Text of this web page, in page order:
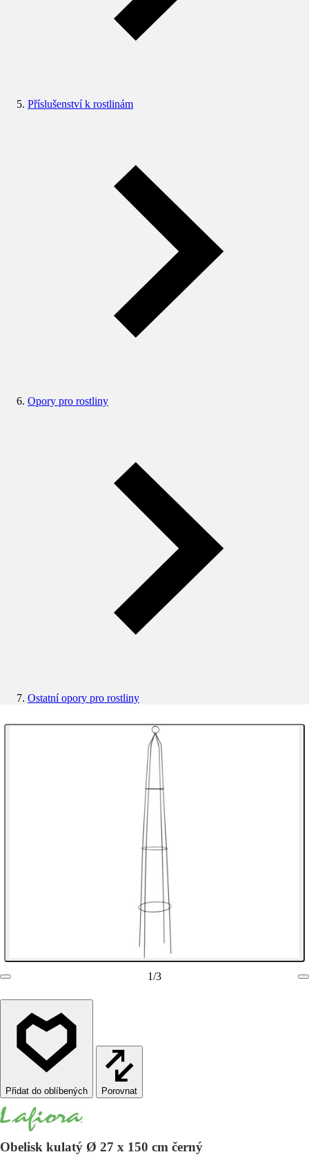
Příslušenství k rostlinám
Opory pro rostliny
Ostatní opory pro rostliny
1/3
Porovnat
Obelisk kulatý Ø 27 x 150 cm černý